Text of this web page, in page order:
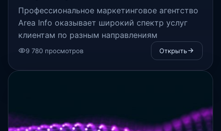
Профессиональное маркетинговое агентство
Area Info оказывает широкий спектр услуг
клиентам по разным направлениям
9 780 просмотров Открыть